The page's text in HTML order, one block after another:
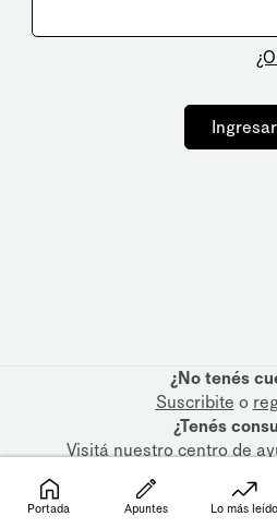
Ingresar
¿No tenés
Suscribite o
¿Tenés
Visitá nuestrocentro de
Portada Apuntes Lo más leído